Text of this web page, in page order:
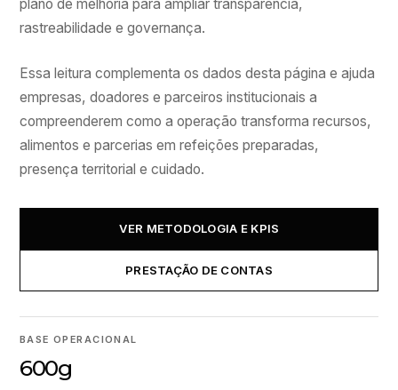
plano de melhoria para ampliar transparência,
rastreabilidade e governança.
Essa leitura complementa os dados desta página e ajuda
empresas, doadores e parceiros institucionais a
compreenderem como a operação transforma recursos,
alimentos e parcerias em refeições preparadas,
presença territorial e cuidado.
VER METODOLOGIA E KPIS
PRESTAÇÃO DE CONTAS
BASE OPERACIONAL
600g